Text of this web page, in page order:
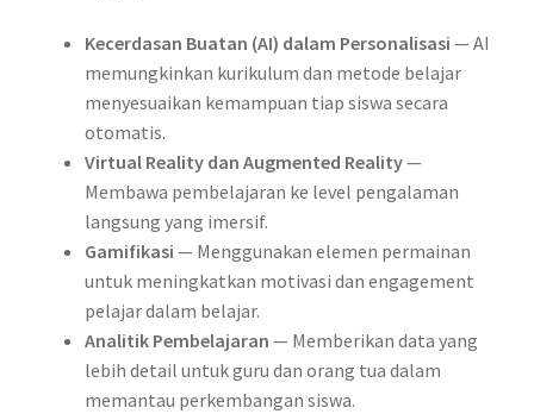
Kecerdasan Buatan (AI) dalam Personalisasi — AI
memungkinkan kurikulum dan metode belajar
menyesuaikan kemampuan tiap siswa secara
otomatis.
Virtual Reality dan Augmented Reality—
Membawa pembelajaran ke level pengalaman
langsung yang imersif.
Gamifikasi — Menggunakan elemen permainan
untuk meningkatkan motivasi dan engagement
pelajar dalam belajar.
Analitik Pembelajaran — Memberikan data yang
lebih detail untuk guru dan orang tua dalam
memantau perkembangan siswa.